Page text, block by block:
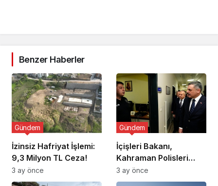
Benzer Haberler
İzinsiz Hafriyat İşlemi:
9,3 Milyon TL Ceza!
Gündem
3 ay önce
İçişleri Bakanı,
Kahraman Polisleri
Ziyaret Etti
Gündem
3 ay önce